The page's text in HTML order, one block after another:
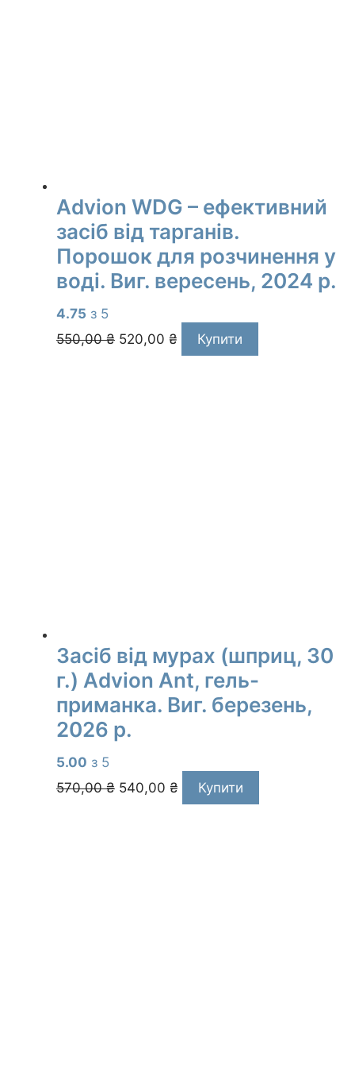
Advion WDG – ефективний
засіб від тарганів.
Порошок для розчинення у
воді. Виг. вересень, 2024 р.
4.75 з 5
550,00₴
Оригінальна
ціна:
520,00 ₴
Поточна
ціна:
Купити
Засіб від мурах (шприц, 30
г.) Advion Ant, гель-
приманка. Виг. березень,
2026 р.
5.00 з 5
570,00₴
Оригінальна
ціна:
540,00 ₴
Поточна
ціна:
Купити